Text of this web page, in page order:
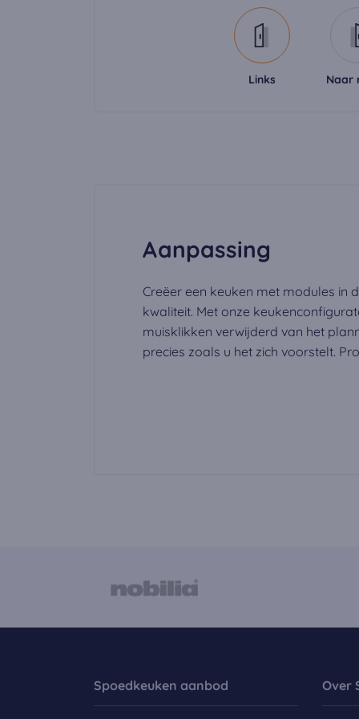
kan de video
Links Naar
Aanpassing
Creëer een keuken met modules in
kwaliteit. Met onze
muisklikken verwijderd van het
precies zoals u het zich voorstelt.
Spoedkeuken aanbod Over